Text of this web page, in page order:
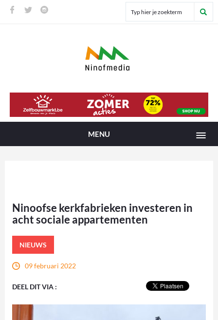
MENU
Ninoofse kerkfabrieken investeren in
acht sociale appartementen
NIEUWS
09 februari 2022
DEEL DIT VIA :